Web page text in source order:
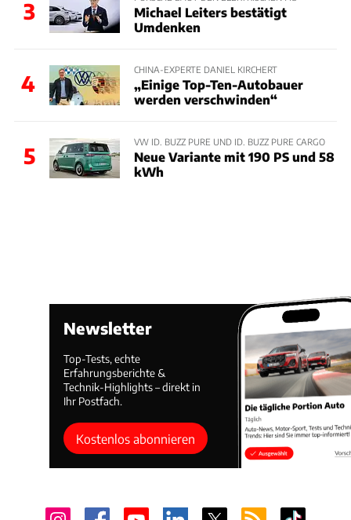
3
Michael Leiters bestätigt
Umdenken
4
CHINA-EXPERTE DANIEL KIRCHERT
„Einige Top-Ten-Autobauer
werden verschwinden“
5
VW ID. BUZZ PURE UND ID. BUZZ PURE CARGO
Neue Variante mit 190 PS und 58
kWh
Newsletter
Top-Tests, echte
Erfahrungsberichte &
Technik-Highlights – direkt in
Ihr Postfach.
Kostenlos abonnieren